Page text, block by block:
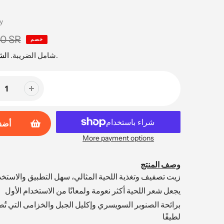
SR خصم
شامل الضريبة.محسوبة عند السداد.
More payment options
وصف المنتج
زيت تصفيف وتغذية اللحية المثالي، سهل التطبيق
يجعل شعر اللحية أكثر نعومة ولمعانًا من الاستخدام الأول
برائحة الصنوبر السويسري وإكليل الجبل والخزامى
لطيفًا